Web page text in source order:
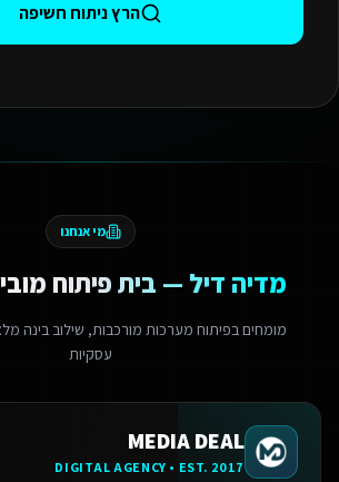
הרץ ניתוח חשיפה
מי אנחנו
מדיה דיל — בית פיתוח
מומחים בפיתוח מערכות מורכבות, שילוב בינה
עסקיות
MEDIA DEAL
DIGITAL AGENCY • EST. 2017